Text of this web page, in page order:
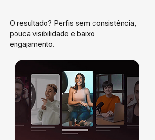
O resultado? Perfis sem consistência,
pouca visibilidade e baixo
engajamento.